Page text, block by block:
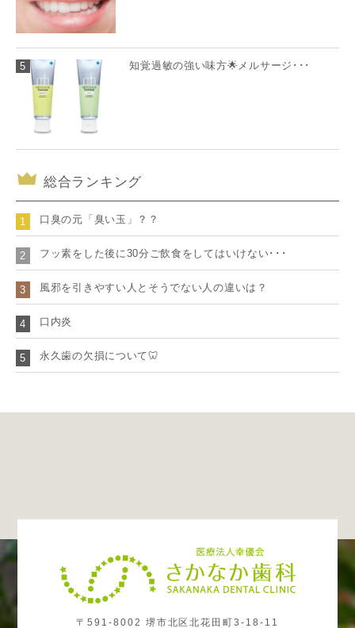
5 知覚過敏の強い味方🌟メルサージ･･･
総合ランキング
1 口臭の元「臭い玉」？？
2 フッ素をした後に30分ご飲食をしてはいけない･･･
3 風邪を引きやすい人とそうでない人の違いは？
4 口内炎
5 永久歯の欠損について🦷
〒591-8002 堺市北区北花田町3-18-11